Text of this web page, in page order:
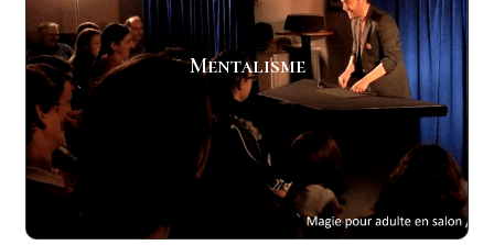
Mentalisme
Mentalisme
L’art de donner l’illusion de lire dans les pensée
En Savoir Plus